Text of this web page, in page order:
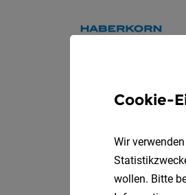
Cookie-
Wir
wollen. Bitte